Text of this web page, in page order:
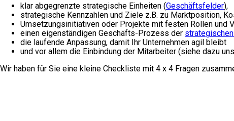
klar abgegrenzte strategische Einheiten (Geschäftsfelder),
strategische Kennzahlen und Ziele z.B. zu Marktposition,
Umsetzungsinitiativen oder Projekte mit festen Rollen und
einen eigenständigen Geschäfts-Prozess der
die laufende Anpassung, damit Ihr Unternehmen agil bleibt
und vor allem die Einbindung der Mitarbeiter (siehe dazu
Wir haben für Sie eine kleine Checkliste mit 4 x 4 Fragen